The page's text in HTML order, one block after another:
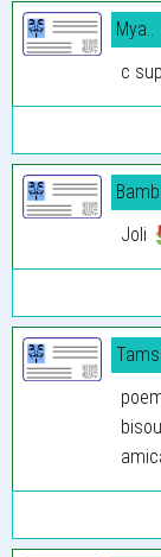
Mya..
c
Joli